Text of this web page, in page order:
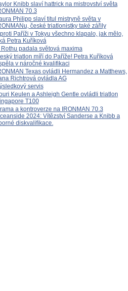
Knibb slaví hattrick na mistrovství světa
70.3
Philipp slaví titul mistryně světa v
české triatlonistky také zářily
Paříži v Tokyu všechno klapalo, jak mělo,
Petra Kuříková
padala světová maxima
triatlon míří do Paříže! Petra Kuříková
v náročné kvalifikaci
Texas ovládli Hermandez a Matthews,
Richtrová ovládla AG
servis
Keulen a Ashleigh Gentle ovládli triatlon
T100
a kontroverze na IRONMAN 70.3
2024: Vítězství Sanderse a Knibb a
diskvalifikace.